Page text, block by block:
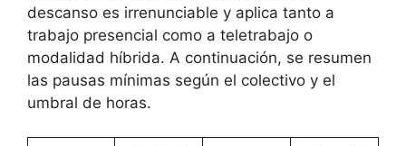
descanso es irrenunciable y aplica tanto a
trabajo presencial como a teletrabajo o
modalidad híbrida. A continuación, se resumen
las pausas mínimas según el colectivo y el
umbral de horas.